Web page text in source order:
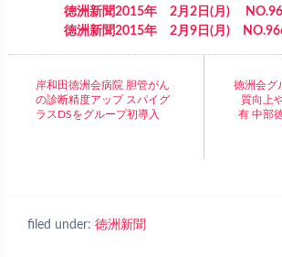
徳洲新聞2015年 2月2日(月)
徳洲新聞2015年 2月9日(月)
岸和田徳洲会病院 胆管がん
の診断精度アップ スパイグ
ラスDSをグループ初導入
徳洲会グ
質向上
有 中部
filed under: 徳洲新聞